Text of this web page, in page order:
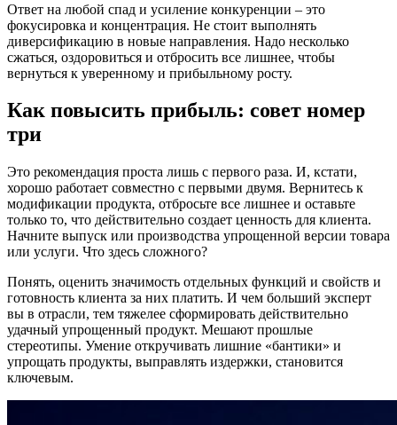
Ответ на любой спад и усиление конкуренции – это
фокусировка и концентрация. Не стоит выполнять
диверсификацию в новые направления. Надо несколько
сжаться, оздоровиться и отбросить все лишнее, чтобы
вернуться к уверенному и прибыльному росту.
Как повысить прибыль: совет номер
три
Это рекомендация проста лишь с первого раза. И, кстати,
хорошо работает совместно с первыми двумя. Вернитесь к
модификации продукта, отбросьте все лишнее и оставьте
только то, что действительно создает ценность для клиента.
Начните выпуск или производства упрощенной версии товара
или услуги. Что здесь сложного?
Понять, оценить значимость отдельных функций и свойств и
готовность клиента за них платить. И чем больший эксперт
вы в отрасли, тем тяжелее сформировать действительно
удачный упрощенный продукт. Мешают прошлые
стереотипы. Умение откручивать лишние «бантики» и
упрощать продукты, выправлять издержки, становится
ключевым.